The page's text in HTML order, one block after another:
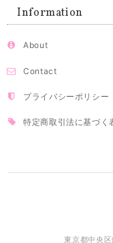
Information
About
Contact
プライバシーポリシー
特定商取引法に基づく
東京都中央